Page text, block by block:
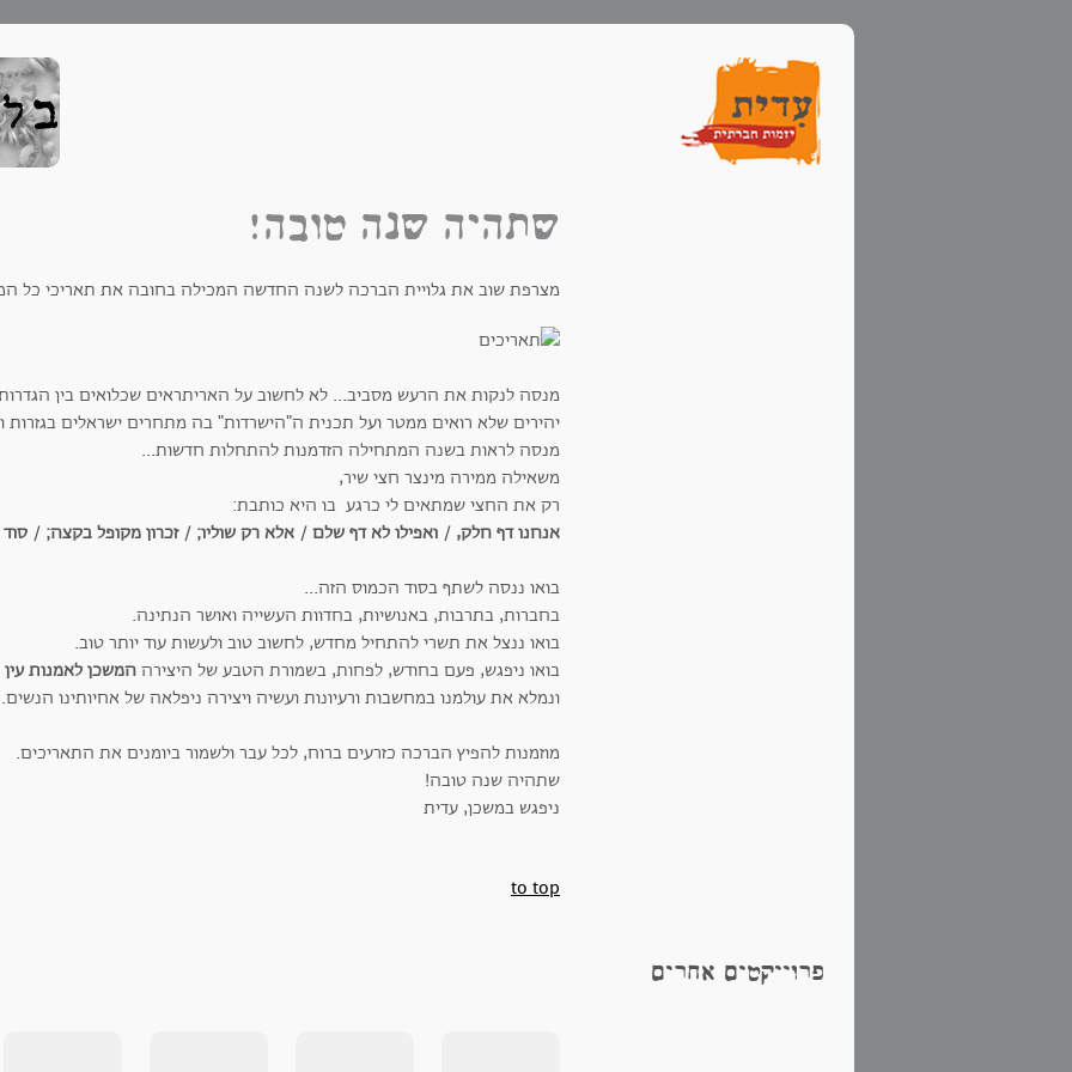
פרוייקטים אחרים
שתהיה שנה טובה!
מצרפת שוב את גלויית הברכה לשנה החדשה המכילה בחובה את תאריכי כל
מנסה לנקות את הרעש מסביב... לא לחשוב על האריתראים שכלואים בין
יהירים שלא רואים ממטר ועל תכנית ה"הישרדות" בה מתחרים ישראלים בגזרות
מנסה לראות בשנה המתחילה הזדמנות להתחלות חדשות...
משאילה ממירה מינצר חצי שיר,
רק את החצי שמתאים לי כרגע בו היא כותבת:
אנחנו דף חלק, / ואפילו לא דף שלם / אלא רק שוליו; / זכרון מקופל בקצה; /
בואו ננסה לשתף בסוד הכמוס הזה...
בחברות, בתרבות, באנושיות, בחדוות העשייה ואושר הנתינה.
בואו ננצל את תשרי להתחיל מחדש, לחשוב טוב ולעשות עוד יותר טוב.
בואו ניפגש, פעם בחודש, לפחות, בשמורת הטבע של היצירה המשכן לאמנות עין
ונמלא את עולמנו במחשבות ורעיונות ועשיה ויצירה ניפלאה של אחיותינו הנשים.
מוזמנות להפיץ הברכה כזרעים ברוח, לכל עבר ולשמור ביומנים את התאריכים.
שתהיה שנה טובה!
ניפגש במשכן, עדית
to top